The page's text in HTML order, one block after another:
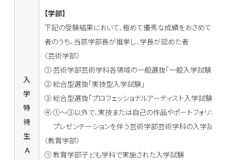
入
学
特
待
生
Ａ
【学部】
下記の受験結果において、極めて優秀な成績をおさめて合
者のうち、当該学部長が推挙し、学長が認めた者
〈芸術学部〉
① 芸術学部芸術学科各領域の一般選抜「一般入学試験前期
② 総合型選抜「実技型入学試験」
③ 総合型選抜「プロフェッショナルアーティスト入学試験」
④ ①～③以外で、実技または自己の作品やポートフォリオの
プレゼンテーションを伴う芸術学部芸術学科の入学試験
〈教育学部〉
① 教育学部子ども学科で実施された入学試験